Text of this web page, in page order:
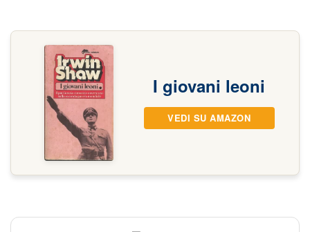
I giovani leoni
VEDI SU AMAZON